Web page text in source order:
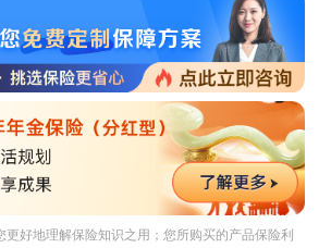
好地理解保险知识之用；您所购买的产品保险利